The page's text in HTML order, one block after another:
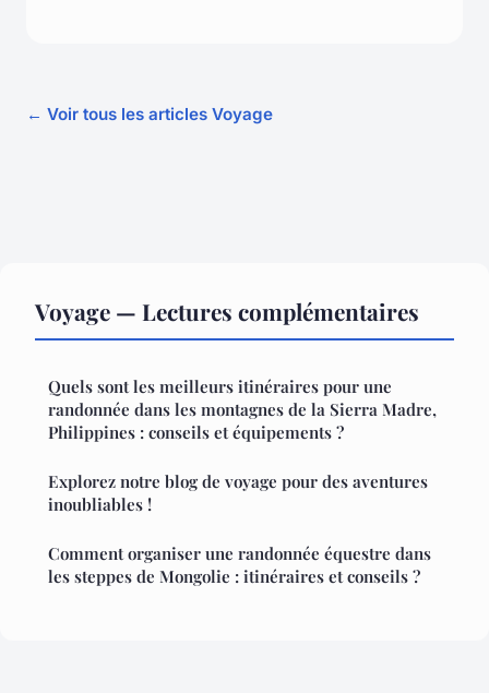
← Voir tous les articles Voyage
Voyage — Lectures complémentaires
Quels sont les meilleurs itinéraires pour une
randonnée dans les montagnes de la Sierra Madre,
Philippines : conseils et équipements ?
Explorez notre blog de voyage pour des aventures
inoubliables !
Comment organiser une randonnée équestre dans
les steppes de Mongolie : itinéraires et conseils ?